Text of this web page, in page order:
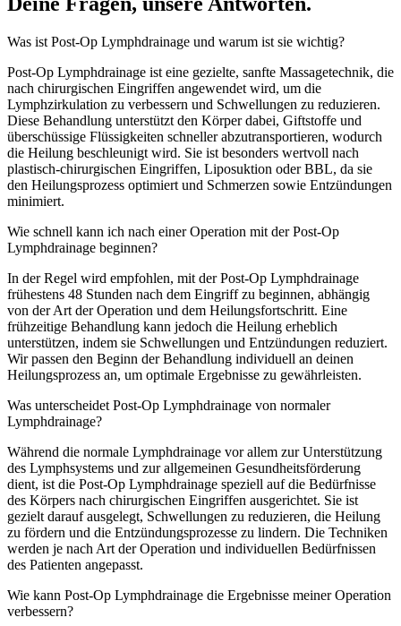
Was ist Post-Op Lymphdrainage und warum ist sie wichtig?
Post-Op Lymphdrainage ist eine gezielte, sanfte Massagetechnik, die
nach chirurgischen Eingriffen angewendet wird, um die
Lymphzirkulation zu verbessern und Schwellungen zu reduzieren.
Diese Behandlung unterstützt den Körper dabei, Giftstoffe und
überschüssige Flüssigkeiten schneller abzutransportieren, wodurch
die Heilung beschleunigt wird. Sie ist besonders wertvoll nach
plastisch-chirurgischen Eingriffen, Liposuktion oder BBL, da sie
den Heilungsprozess optimiert und Schmerzen sowie Entzündungen
minimiert.
Wie schnell kann ich nach einer Operation mit der Post-Op
Lymphdrainage beginnen?
In der Regel wird empfohlen, mit der Post-Op Lymphdrainage
frühestens 48 Stunden nach dem Eingriff zu beginnen, abhängig
von der Art der Operation und dem Heilungsfortschritt. Eine
frühzeitige Behandlung kann jedoch die Heilung erheblich
unterstützen, indem sie Schwellungen und Entzündungen reduziert.
Wir passen den Beginn der Behandlung individuell an deinen
Heilungsprozess an, um optimale Ergebnisse zu gewährleisten.
Was unterscheidet Post-Op Lymphdrainage von normaler
Lymphdrainage?
Während die normale Lymphdrainage vor allem zur Unterstützung
des Lymphsystems und zur allgemeinen Gesundheitsförderung
dient, ist die Post-Op Lymphdrainage speziell auf die Bedürfnisse
des Körpers nach chirurgischen Eingriffen ausgerichtet. Sie ist
gezielt darauf ausgelegt, Schwellungen zu reduzieren, die Heilung
zu fördern und die Entzündungsprozesse zu lindern. Die Techniken
werden je nach Art der Operation und individuellen Bedürfnissen
des Patienten angepasst.
Wie kann Post-Op Lymphdrainage die Ergebnisse meiner Operation
verbessern?